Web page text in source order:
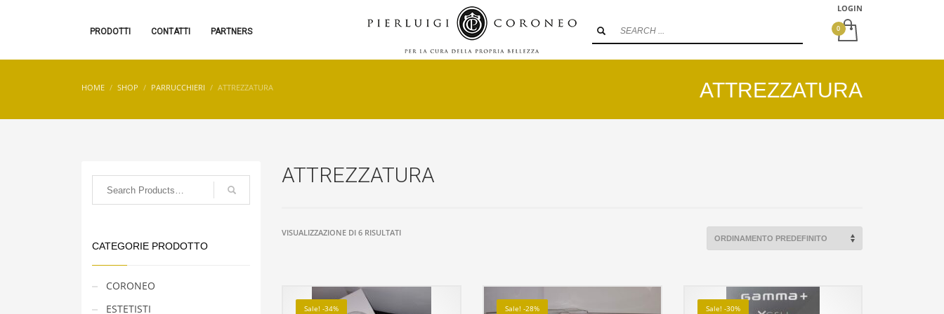
LOGIN
PRODOTTI CONTATTI PARTNERS
HOME SHOP PARRUCCHIERI ATTREZZATURA ATTREZZATURA
ATTREZZATURA
VISUALIZZAZIONE DI 6 RISULTATI
Sale! -34% Sale! -28% Sale! -30%
CATEGORIE PRODOTTO
CORONEO
ESTETISTI